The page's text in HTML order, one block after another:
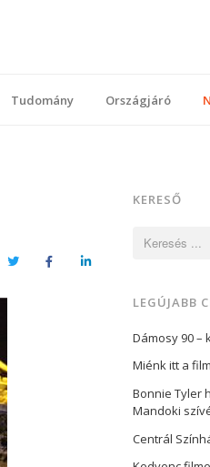
Tudomány Országjáró
TwitterFacebookLinkedIn
KERESŐ
LEGÚJABB
Dámosy 90 –
Miénk itt a
Bonnie Tyler
Mandoki
Centrál